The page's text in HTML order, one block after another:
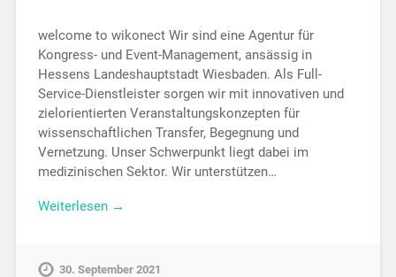
welcome to wikonect Wir sind eine Agentur für
Kongress- und Event-Management, ansässig in
Hessens Landeshauptstadt Wiesbaden. Als Full-
Service-Dienstleister sorgen wir mit innovativen und
zielorientierten Veranstaltungskonzepten für
wissenschaftlichen Transfer, Begegnung und
Vernetzung. Unser Schwerpunkt liegt dabei im
medizinischen Sektor. Wir unterstützen…
Weiterlesen →
30. September 2021